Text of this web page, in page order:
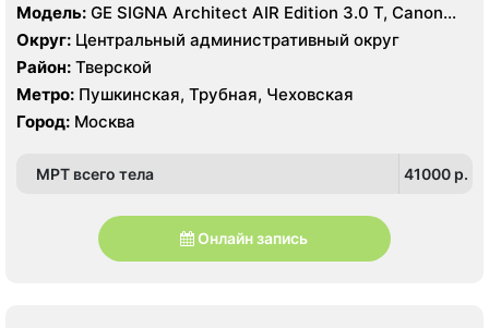
Модель: GE SIGNA Architect AIR Edition 3.0 Т, Canon
Aquilion One Genesis Edition 640 срезов, УЗИ
Округ: Центральный административный округ
Район: Тверской
Метро: Пушкинская, Трубная, Чеховская
Город: Москва
МРТ всего тела 41000 p.
Онлайн запись